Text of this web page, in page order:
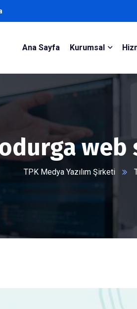
Ana Sayfa Kurumsal
web
TPK Medya Yazılım Şirketi